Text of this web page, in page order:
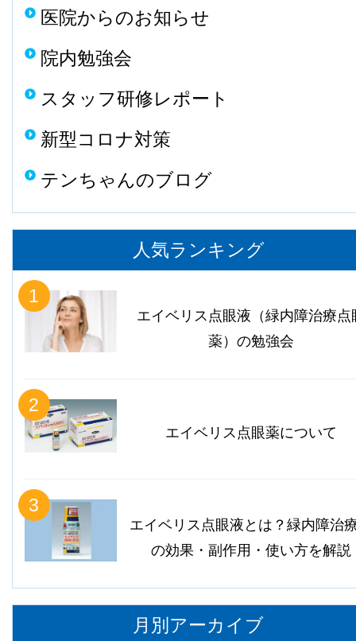
医院からのお知らせ
院内勉強会
スタッフ研修レポート
新型コロナ対策
テンちゃんのブログ
人気ランキング
1
エイベリス点眼液（緑内障治療点
薬）の勉強会
2
エイベリス点眼薬について
3
エイベリス点眼液とは？緑内障治
の効果・副作用・使い方を解説
月別アーカイブ